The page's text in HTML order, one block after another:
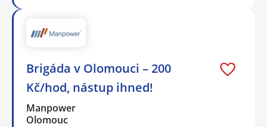
Brigáda v Olomouci – 200
Kč/hod, nástup ihned!
Manpower
Olomouc